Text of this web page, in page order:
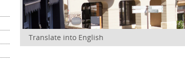
Translate into English